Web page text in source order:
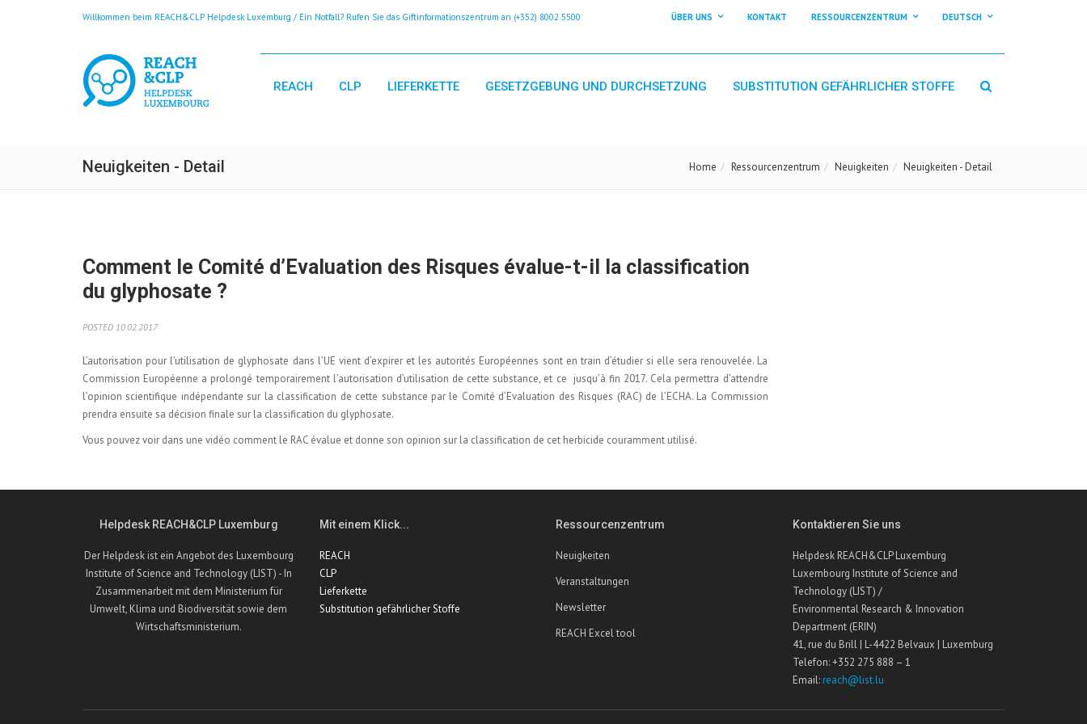
Willkommen beim REACH&CLP Helpdesk Luxemburg / Ein Notfall? Rufen Sie das Giftinformationszentrum an (+352) 8002 5500 ÜBER UNS KONTAKT RESSOURCENZENTRUM DEUTSCH
REACH CLP LIEFERKETTE GESETZGEBUNG UND DURCHSETZUNG SUBSTITUTION GEFÄHRLICHER STOFFE
Neuigkeiten - Detail Home Ressourcenzentrum Neuigkeiten Neuigkeiten - Detail
Comment le Comité d’Evaluation des Risques évalue-t-il la classification
du glyphosate ?
POSTED 10.02.2017
L’autorisation pour l’utilisation de glyphosate dans l’UE vient d’expirer et les autorités Européennes sont en train d’étudier si elle sera renouvelée. La
Commission Européenne a prolongé temporairement l’autorisation d’utilisation de cette substance, et ce jusqu’à fin 2017. Cela permettra d’attendre
l’opinion scientifique indépendante sur la classification de cette substance par le Comité d’Evaluation des Risques (RAC) de l’ECHA. La Commission
prendra ensuite sa décision finale sur la classification du glyphosate.
Vous pouvez voir dans une vidéo comment le RAC évalue et donne son opinion sur la classification de cet herbicide couramment utilisé.
Helpdesk REACH&CLP Luxemburg
Der Helpdesk ist ein Angebot des Luxembourg
Institute of Science and Technology (LIST) - In
Zusammenarbeit mit dem Ministerium für
Umwelt, Klima und Biodiversität sowie dem
Wirtschaftsministerium.
Mit einem Klick...
REACH
CLP
Lieferkette
Substitution gefährlicher Stoffe
Ressourcenzentrum
Neuigkeiten
Veranstaltungen
Newsletter
REACH Excel tool
Kontaktieren Sie uns
Helpdesk REACH&CLP Luxemburg
Luxembourg Institute of Science and
Technology (LIST) /
Environmental Research & Innovation
Department (ERIN)
41, rue du Brill | L-4422 Belvaux | Luxemburg
Telefon: +352 275 888 – 1
Email: reach@list.lu